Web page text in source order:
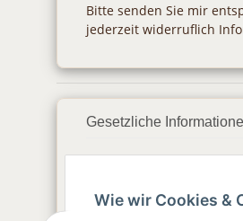
Bitte senden Sie mir
jederzeit widerruflich
Gesetzliche
AGB
Wie wir Cookies &